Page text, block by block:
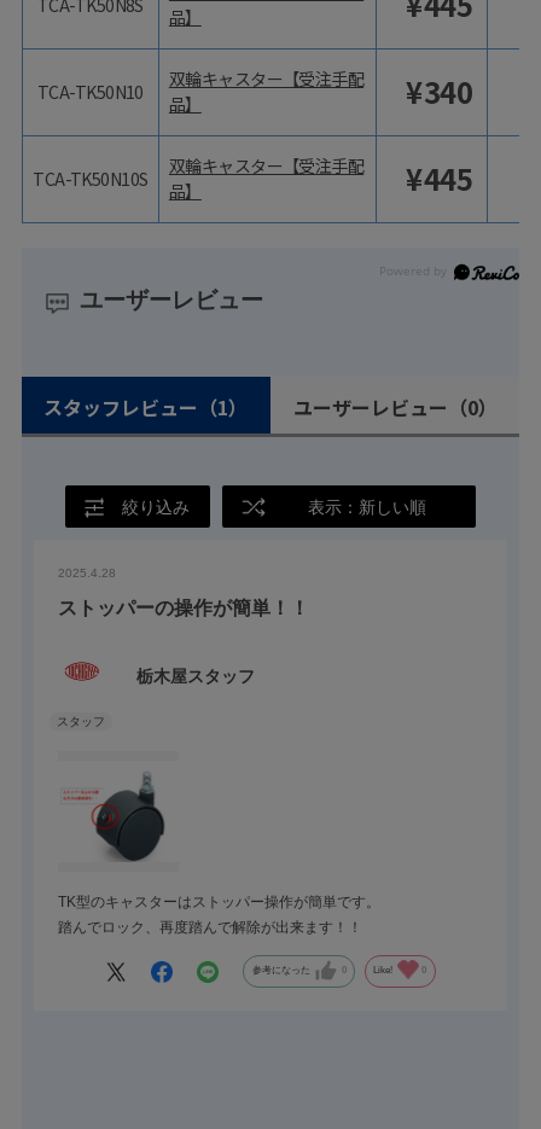
TCA-TK50N8S
TCA-TK50N10
TCA-TK50N10S
品】
双輪キャスター【受注手配
品】
¥340
双輪キャスター【受注手配
品】
¥445
ユーザーレビュー
スタッフレビュー （1） ユーザーレビュー （0）
絞り込み 表示：新しい順
2025.4.28
ストッパーの操作が簡単！！
栃木屋スタッフ
TK型のキャスターはストッパー操作が簡単です。
踏んでロック、再度踏んで解除が出来ます！！
参考になった 0 Like! 0